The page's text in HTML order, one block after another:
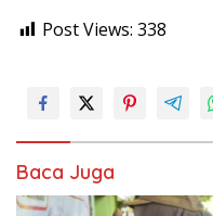
Post Views: 338
Baca Juga